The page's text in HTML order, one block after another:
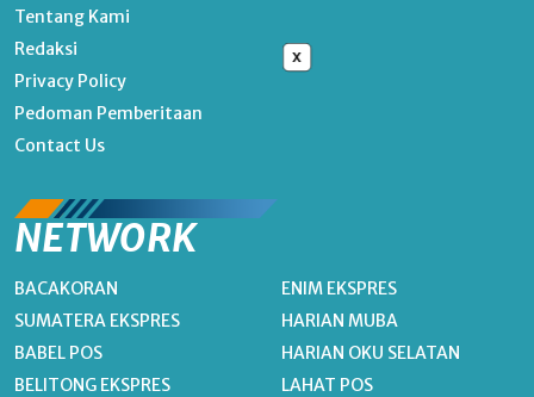
x
Tentang Kami
Redaksi
Privacy Policy
Pedoman Pemberitaan
Contact Us
NETWORK
BACAKORAN
SUMATERA EKSPRES
BABEL POS
BELITONG EKSPRES
ENIM EKSPRES
HARIAN MUBA
HARIAN OKU SELATAN
LAHAT POS